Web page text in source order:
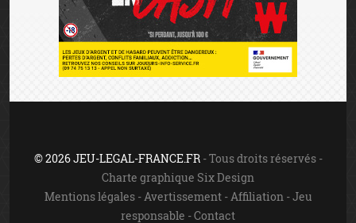
© 2026 JEU-LEGAL-FRANCE.FR- Tous droits réservés -
Charte graphique Six Design
Mentions légales- Avertissement- Affiliation -Jeu
responsable -Contact